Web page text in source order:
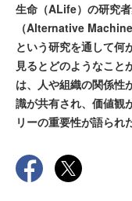
生命（ALife）の研究
（Alternative
という研究を通して何
見るとどのようなこと
は、人や組織の関係性
識が共有され、価値観
リーの重要性が語られ